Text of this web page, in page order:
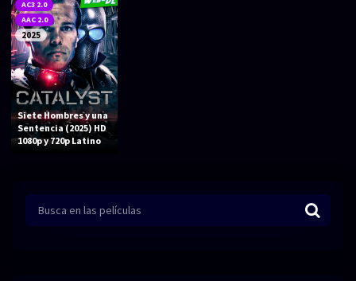
h265 HEVC
Bluray Completos
GÉNEROS
Acción
Comedia Crimen
Terror
AC3 2.0
AAC 2.0
2025
Siete Hombres y una
Sentencia (2025) HD
1080p y 720p Latino